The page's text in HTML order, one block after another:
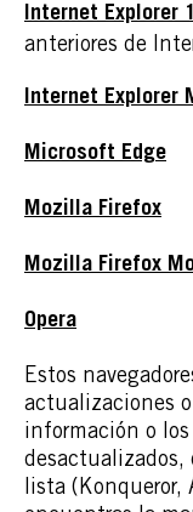
Internet Explorer
anteriores de
Internet Explorer
Microsoft Edge
Mozilla Firefox
Mozilla Firefox
Opera
Estos
actualizaciones
información o
desactualizados,
lista (Konqueror,